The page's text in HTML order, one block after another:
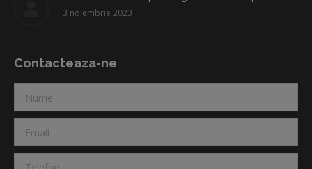
3 noiembrie 2023
Contacteaza-ne